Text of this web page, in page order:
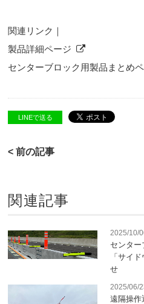
関連リンク｜
製品詳細ページ
センターブロック用製品まとめ
LINEで送る
< 前の記事
関連記事
2025/10/
センタ
「サイ
せ
2025/06/
遠隔操作